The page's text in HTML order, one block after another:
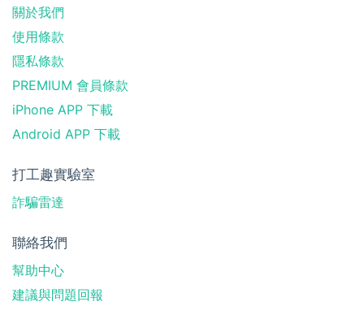
關於我們
使用條款
隱私條款
PREMIUM 會員條款
iPhone APP 下載
Android APP 下載
打工趣實驗室
詐騙雷達
聯絡我們
幫助中心
建議與問題回報